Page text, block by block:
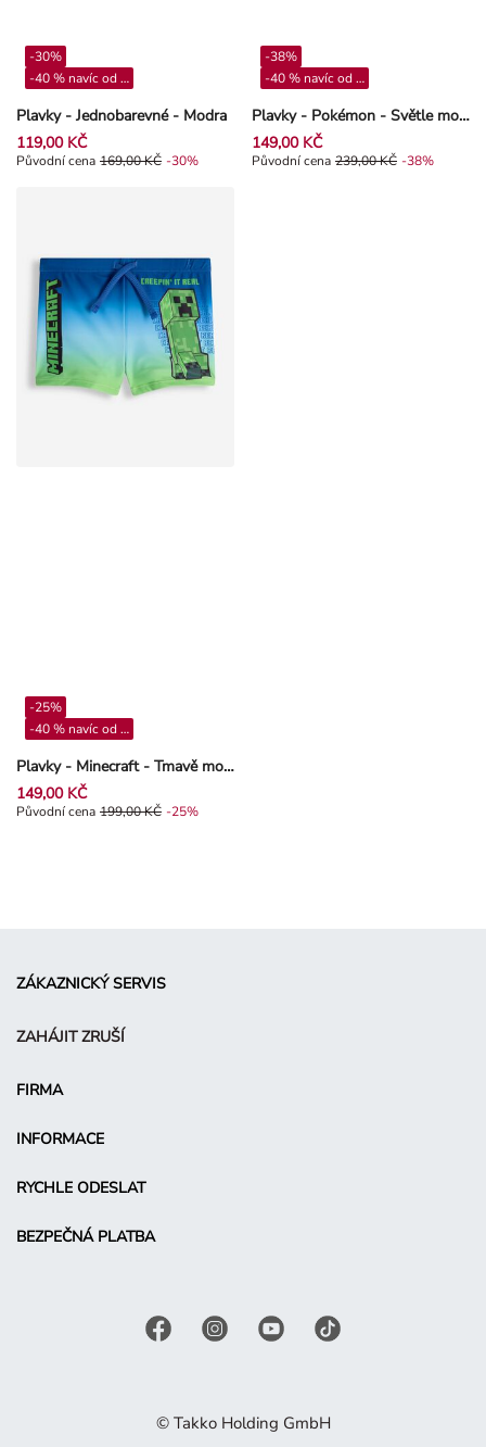
Plavky - Jednobarevné - Modra
-30%
-40 % navíc od 4**
119,00 KČ
Původní cena 169,00 Kč, Sleva -30%
Původní cena 169,00 KČ -30%
Plavky - Pokémon - Světle modrá
-38%
-40 % navíc od 4**
149,00 KČ
Původní cena 239,00 Kč, Sleva -
Původní cena 239,00 KČ -38%
Plavky - Minecraft - Tmavě modrá
-25%
-40 % navíc od 4**
149,00 KČ
Původní cena 199,00 Kč, Sleva -25%
Původní cena 199,00 KČ -25%
ZÁKAZNICKÝ SERVIS
ZAHÁJIT ZRUŠÍ
FIRMA
INFORMACE
RYCHLE ODESLAT
BEZPEČNÁ PLATBA
© Takko Holding GmbH